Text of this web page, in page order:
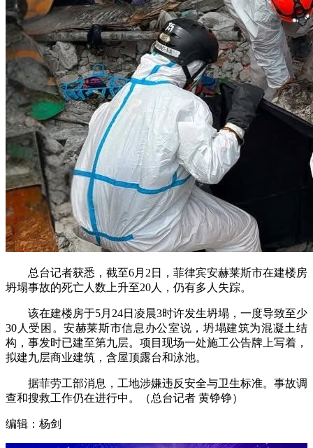
总台记者获悉，截至6月2日，菲律宾安赫莱斯市在建楼房
坍塌事故的死亡人数上升至20人，仍有多人失踪。
该在建楼房于5月24日凌晨3时许发生坍塌，一度导致至少
30人受困。安赫莱斯市信息办公室说，坍塌建筑为混凝土结
构，事发时已建至第九层。项目现场一处施工公告牌上写着，
拟建九层商业建筑，含屋顶露台和泳池。
据菲劳工部消息，工地涉嫌违反安全与卫生标准。事故调
查和搜救工作仍在进行中。（总台记者 黄铮铮）
编辑：杨剑